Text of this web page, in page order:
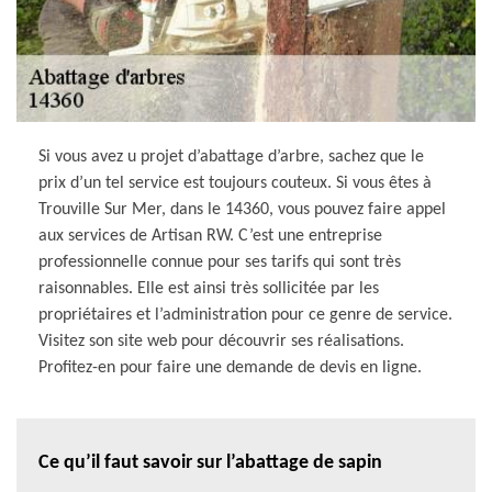
Si vous avez u projet d’abattage d’arbre, sachez que le
prix d’un tel service est toujours couteux. Si vous êtes à
Trouville Sur Mer, dans le 14360, vous pouvez faire appel
aux services de Artisan RW. C’est une entreprise
professionnelle connue pour ses tarifs qui sont très
raisonnables. Elle est ainsi très sollicitée par les
propriétaires et l’administration pour ce genre de service.
Visitez son site web pour découvrir ses réalisations.
Profitez-en pour faire une demande de devis en ligne.
Ce qu’il faut savoir sur l’abattage de sapin